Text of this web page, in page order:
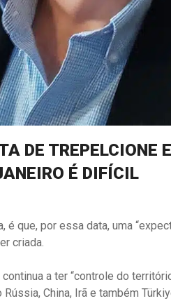
DE TREPELCIONE
É DIFÍCIL
que, por essa data, uma
criada.
a ter “controle do
China, Irã e também